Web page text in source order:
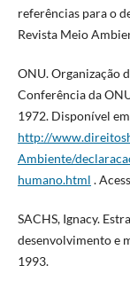
referências para o
Revista Meio
ONU. Organização
Conferência da
1972. Disponível
http://
Ambiente/
humano.html .
SACHS, Ignacy.
desenvolvimento e
1993.